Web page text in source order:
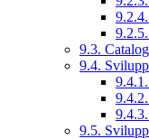
9.3.
9.4.
9.5.